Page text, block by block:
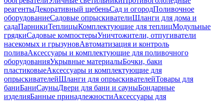
реагентыДекоративный щебеньСад и огородПоливочное
оборудованиеСадовые опрыскивателиШланги для дома и
садаПарникиТеплицыКомплектующие для теплицМодульные
грядкиСадовые компостерыУничтожители, отпугиватели
насекомых и грызуновАвтоматизация и контроль
поливаАксессуары и комплектующие для поливочного
оборудованияУкрывные материалыБочки, баки
пластиковыеАксессуары и комплектующие для
опрыскивателейШланги для опрыскивателейТовары для
баниБаниСауныДвери для бани и сауныБондарные
изделияБанные принадлежностиАксессуары для